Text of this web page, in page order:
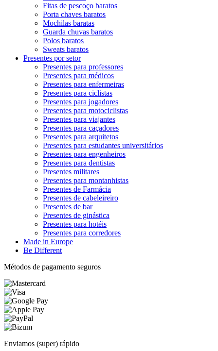
Fitas de pescoço baratos
Porta chaves baratos
Mochilas baratas
Guarda chuvas baratos
Polos baratos
Sweats baratos
Presentes por setor
Presentes para professores
Presentes para médicos
Presentes para enfermeiras
Presentes para ciclistas
Presentes para jogadores
Presentes para motociclistas
Presentes para viajantes
Presentes para caçadores
Presentes para arquitetos
Presentes para estudantes universitários
Presentes para engenheiros
Presentes para dentistas
Presentes militares
Presentes para montanhistas
Presentes de Farmácia
Presentes de cabeleireiro
Presentes de bar
Presentes de ginástica
Presentes para hotéis
Presentes para corredores
Made in Europe
Be Different
Métodos de pagamento seguros
Enviamos (super) rápido